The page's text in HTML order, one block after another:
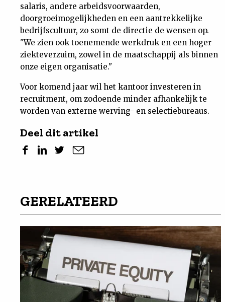
salaris, andere arbeidsvoorwaarden,
doorgroeimogelijkheden en een aantrekkelijke
bedrijfscultuur, zo somt de directie de wensen op.
"We zien ook toenemende werkdruk en een hoger
ziekteverzuim, zowel in de maatschappij als binnen
onze eigen organisatie."
Voor komend jaar wil het kantoor investeren in
recruitment, om zodoende minder afhankelijk te
worden van externe werving- en selectiebureaus.
Deel dit artikel
GERELATEERD